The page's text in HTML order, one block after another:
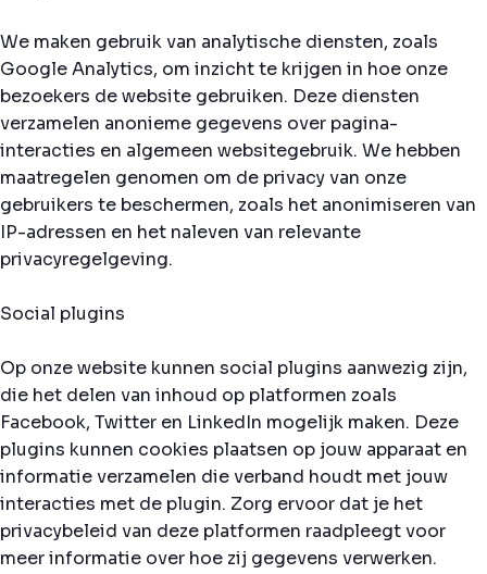
We maken gebruik van analytische diensten, zoals
Google Analytics, om inzicht te krijgen in hoe onze
bezoekers de website gebruiken. Deze diensten
verzamelen anonieme gegevens over pagina-
interacties en algemeen websitegebruik. We hebben
maatregelen genomen om de privacy van onze
gebruikers te beschermen, zoals het anonimiseren van
IP-adressen en het naleven van relevante
privacyregelgeving.
Social plugins
Op onze website kunnen social plugins aanwezig zijn,
die het delen van inhoud op platformen zoals
Facebook, Twitter en LinkedIn mogelijk maken. Deze
plugins kunnen cookies plaatsen op jouw apparaat en
informatie verzamelen die verband houdt met jouw
interacties met de plugin. Zorg ervoor dat je het
privacybeleid van deze platformen raadpleegt voor
meer informatie over hoe zij gegevens verwerken.